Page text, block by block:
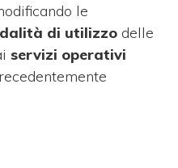
le
di utilizzo delle
servizi operativi